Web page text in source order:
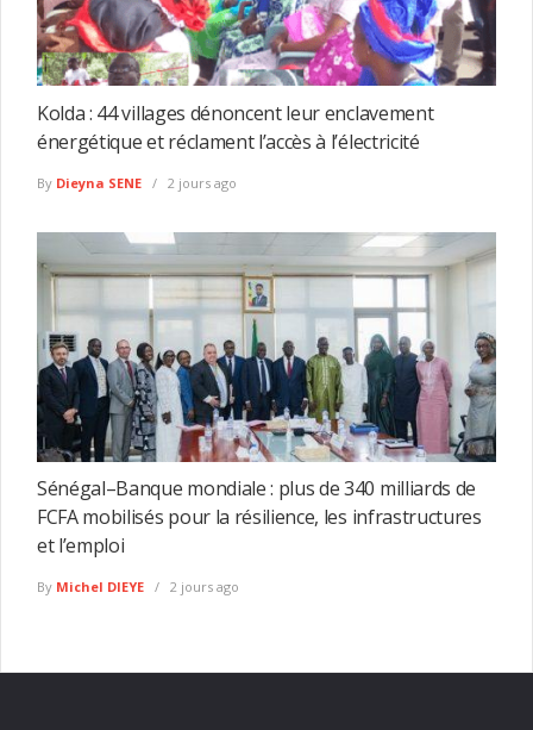
Kolda : 44 villages dénoncent leur enclavement
énergétique et réclament l’accès à l’électricité
By Dieyna SENE 2 jours ago
Sénégal–Banque mondiale : plus de 340 milliards de
FCFA mobilisés pour la résilience, les infrastructures
et l’emploi
By Michel DIEYE 2 jours ago